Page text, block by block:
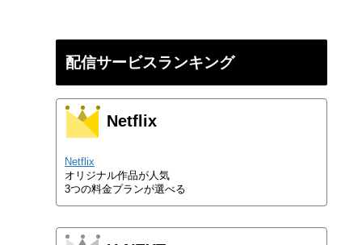
配信サービスランキング
Netflix
Netflix
オリジナル作品が人気
3つの料金プランが選べる